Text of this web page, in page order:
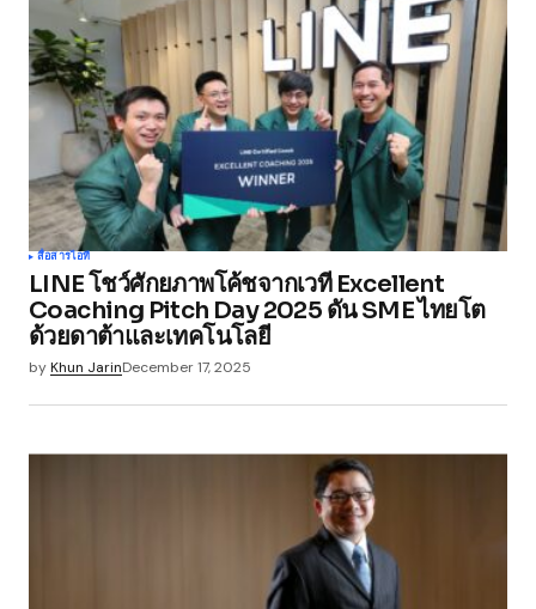
Required fields are marked
*
Comment
Your Name*
Your E-mail*
Save my name, email, and website in this
browser for the next time I comment.
Submit Comment
สื่อสารไอที
LINE โชว์ศักยภาพโค้ชจากเวที Excellent
Coaching Pitch Day 2025 ดัน SME ไทยโต
ด้วยดาต้าและเทคโนโลยี
byKhun JarinDecember 17, 2025